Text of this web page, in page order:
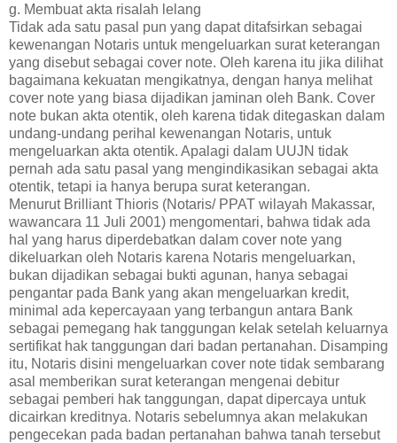
g. Membuat akta risalah lelang
Tidak ada satu pasal pun yang dapat ditafsirkan sebagai
kewenangan Notaris untuk mengeluarkan surat keterangan
yang disebut sebagai cover note. Oleh karena itu jika dilihat
bagaimana kekuatan mengikatnya, dengan hanya melihat
cover note yang biasa dijadikan jaminan oleh Bank. Cover
note bukan akta otentik, oleh karena tidak ditegaskan dalam
undang-undang perihal kewenangan Notaris, untuk
mengeluarkan akta otentik. Apalagi dalam UUJN tidak
pernah ada satu pasal yang mengindikasikan sebagai akta
otentik, tetapi ia hanya berupa surat keterangan.
Menurut Brilliant Thioris (Notaris/ PPAT wilayah Makassar,
wawancara 11 Juli 2001) mengomentari, bahwa tidak ada
hal yang harus diperdebatkan dalam cover note yang
dikeluarkan oleh Notaris karena Notaris mengeluarkan,
bukan dijadikan sebagai bukti agunan, hanya sebagai
pengantar pada Bank yang akan mengeluarkan kredit,
minimal ada kepercayaan yang terbangun antara Bank
sebagai pemegang hak tanggungan kelak setelah keluarnya
sertifikat hak tanggungan dari badan pertanahan. Disamping
itu, Notaris disini mengeluarkan cover note tidak sembarang
asal memberikan surat keterangan mengenai debitur
sebagai pemberi hak tanggungan, dapat dipercaya untuk
dicairkan kreditnya. Notaris sebelumnya akan melakukan
pengecekan pada badan pertanahan bahwa tanah tersebut